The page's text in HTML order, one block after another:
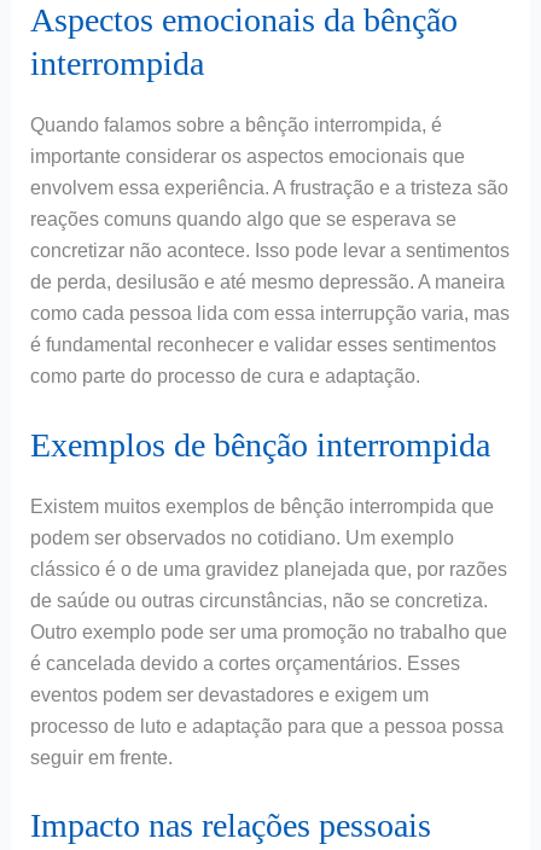
Aspectos emocionais da bênção
interrompida
Quando falamos sobre a bênção interrompida, é
importante considerar os aspectos emocionais que
envolvem essa experiência. A frustração e a tristeza são
reações comuns quando algo que se esperava se
concretizar não acontece. Isso pode levar a sentimentos
de perda, desilusão e até mesmo depressão. A maneira
como cada pessoa lida com essa interrupção varia, mas
é fundamental reconhecer e validar esses sentimentos
como parte do processo de cura e adaptação.
Exemplos de bênção interrompida
Existem muitos exemplos de bênção interrompida que
podem ser observados no cotidiano. Um exemplo
clássico é o de uma gravidez planejada que, por razões
de saúde ou outras circunstâncias, não se concretiza.
Outro exemplo pode ser uma promoção no trabalho que
é cancelada devido a cortes orçamentários. Esses
eventos podem ser devastadores e exigem um
processo de luto e adaptação para que a pessoa possa
seguir em frente.
Impacto nas relações pessoais